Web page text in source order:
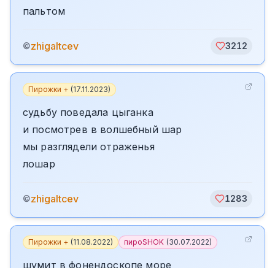
пальтом
©zhigaltcev 3212
Пирожки + (17.11.2023)
судьбу поведала цыганка
и посмотрев в волшебный шар
мы разглядели отраженья
лошар
©zhigaltcev 1283
Пирожки + (11.08.2022) пироSHOK (30.07.2022)
шумит в фонендоскопе море